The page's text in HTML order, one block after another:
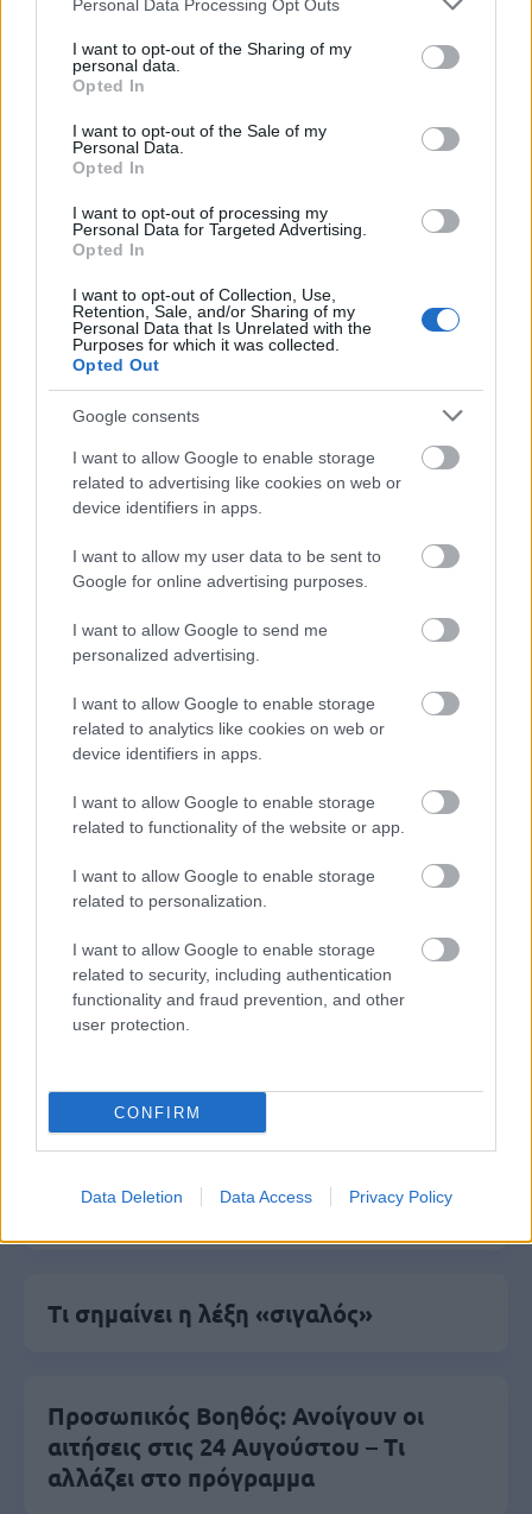
not limited to your visit or usage behaviour. You may click to
grant or deny consent to Google and its third-party tags to
use your data for below specified purposes in below Google
consent section.
Personal Data Processing Opt Outs
I want to opt-out of the Sharing of my
personal data.
Opted In
I want to opt-out of the Sale of my
Personal Data.
Opted In
I want to opt-out of processing my
Personal Data for Targeted Advertising.
Opted In
I want to opt-out of Collection, Use,
Retention, Sale, and/or Sharing of my
Personal Data that Is Unrelated with the
Purposes for which it was collected.
Opted Out
Google consents
I want to allow Google to enable storage
related to advertising like cookies on web or
device identifiers in apps.
I want to allow my user data to be sent to
Google for online advertising purposes.
I want to allow Google to send me
personalized advertising.
I want to allow Google to enable storage
related to analytics like cookies on web or
device identifiers in apps.
I want to allow Google to enable storage
related to functionality of the website or app.
I want to allow Google to enable storage
related to personalization.
I want to allow Google to enable storage
related to security, including authentication
functionality and fraud prevention, and other
user protection.
CONFIRM
Data Deletion Data Access Privacy Policy
απαραίτητα έγγραφα εντός της λουτρικής
περιόδου, καθώς εκπρόθεσμες αιτήσεις ή ελλιπείς
φάκελοι ενδέχεται να οδηγήσουν σε
Για τον λόγο αυτό, όσοι ενδιαφέρονται να
αξιοποιήσουν το πρόγραμμα λουτροθεραπείας
καλούνται να ξεκινήσουν
έγκαιρα τη διαδικασία
αποζημίωσης που προβλέπει ο ΕΟΠΥΥ.
ΑΣΕΠ: Πιστοποίηση Αγγλικών σε
μόνο 2 ημέρες στα χέρια σας
ΑΣΕΠ: Εξ αποστάσεως η πιο Εύκολη
Πιστοποίηση Υπολογιστών σε 2
μέρες
Μάθε πρώτος όλες τις σημαντικές
ειδήσεις.
Βάλε το proson.gr στα αποτελέσματα
ΟΠΕΚΑ: Μηνιαίο επίδομα έως 210
ευρώ - Πώς θα τα πάρετε
Τι σημαίνει η λέξη «σιγαλός»
Προσωπικός Βοηθός: Ανοίγουν οι
αιτήσεις στις 24 Αυγούστου – Τι
αλλάζει στο πρόγραμμα